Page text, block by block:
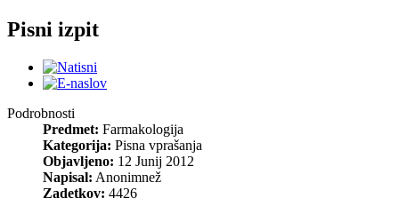
Pisni izpit
Podrobnosti
Predmet: Farmakologija
Kategorija: Pisna vprašanja
Objavljeno: 12 Junij 2012
Napisal: Anonimnež
Zadetkov: 4426